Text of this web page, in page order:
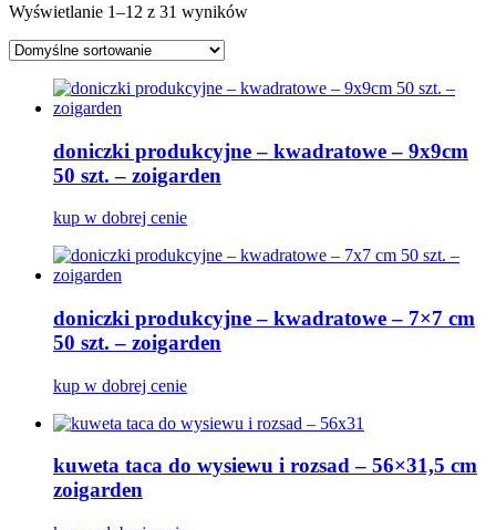
Wyświetlanie 1–12 z 31 wyników
doniczki produkcyjne – kwadratowe – 9x9cm
50 szt. – zoigarden
kup w dobrej cenie
doniczki produkcyjne – kwadratowe – 7×7 cm
50 szt. – zoigarden
kup w dobrej cenie
kuweta taca do wysiewu i rozsad – 56×31,5 cm
zoigarden